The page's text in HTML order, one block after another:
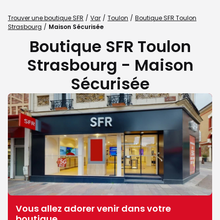
Trouver une boutique SFR Var Toulon
Boutique SFR Toulon
Strasbourg
Maison Sécurisée
Boutique SFR Toulon
Strasbourg - Maison
Sécurisée
Vous allez adorer venir dans votre